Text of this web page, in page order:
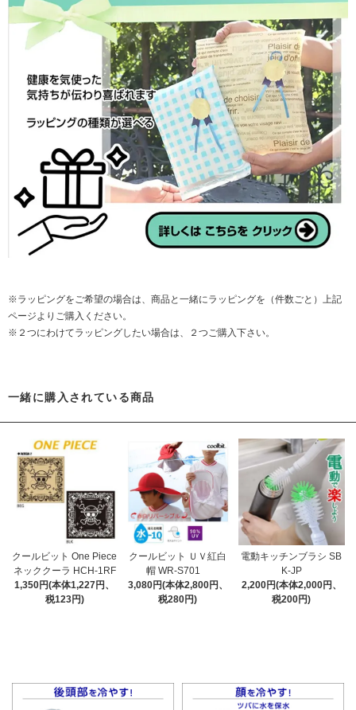
※ラッピングをご希望の場合は、商品と一緒にラッピングを（件数ごと）上記
ページよりご購入ください。
※２つにわけてラッピングしたい場合は、２つご購入下さい。
一緒に購入されている商品
クールビット One Piece
ネッククーラ HCH-1RF
1,350円(本体1,227円、
税123円)
クールビット ＵＶ紅白
帽 WR-S701
3,080円(本体2,800円、
税280円)
電動キッチンブラシ SB
K-JP
2,200円(本体2,000円、
税200円)